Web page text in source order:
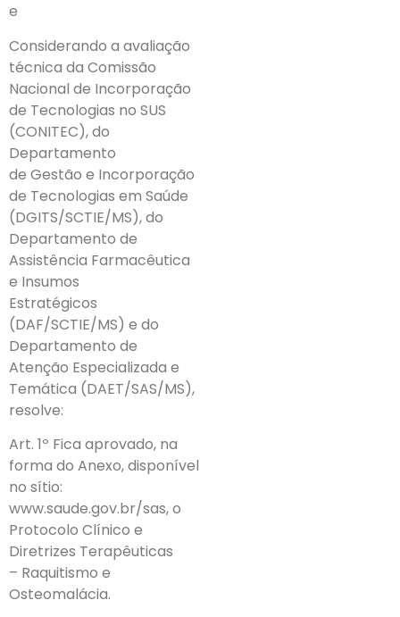
e
Considerando a avaliação
técnica da Comissão
Nacional de Incorporação
de Tecnologias no SUS
(CONITEC), do
Departamento
de Gestão e Incorporação
de Tecnologias em Saúde
(DGITS/SCTIE/MS), do
Departamento de
Assistência Farmacêutica
e Insumos
Estratégicos
(DAF/SCTIE/MS) e do
Departamento de
Atenção Especializada e
Temática (DAET/SAS/MS),
resolve:
Art. 1º Fica aprovado, na
forma do Anexo, disponível
no sítio:
www.saude.gov.br/sas, o
Protocolo Clínico e
Diretrizes Terapêuticas
– Raquitismo e
Osteomalácia.